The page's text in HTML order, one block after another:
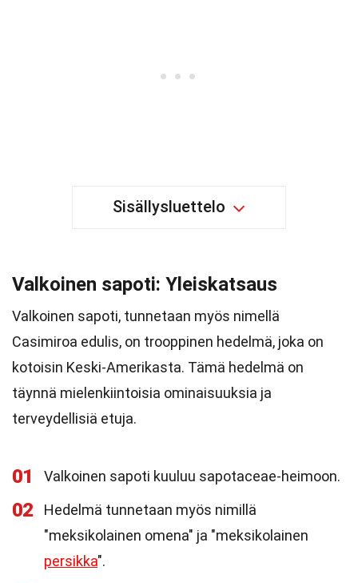
Sisällysluettelo
Valkoinen sapoti: Yleiskatsaus
Valkoinen sapoti, tunnetaan myös nimellä
Casimiroa edulis, on trooppinen hedelmä, joka on
kotoisin Keski-Amerikasta. Tämä hedelmä on
täynnä mielenkiintoisia ominaisuuksia ja
terveydellisiä etuja.
01 Valkoinen sapoti kuuluu sapotaceae-heimoon.
02
Hedelmä tunnetaan myös nimillä
"meksikolainen omena" ja "meksikolainen
persikka".